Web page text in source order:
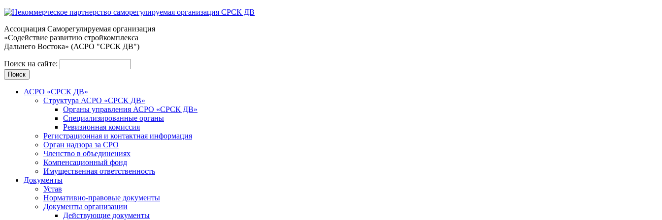
Ассоциация Cаморегулируемая организация
«Содействие развитию стройкомплекса
Дальнего Востока» (АСРО "СРСК ДВ")
Поиск на сайте:
АСРО «СРСК ДВ»
Структура АСРО «СРСК ДВ»
Органы управления АСРО «СРСК ДВ»
Специализированные органы
Ревизионная комиссия
Регистрационная и контактная информация
Орган надзора за СРО
Членство в объединениях
Компенсационный фонд
Имущественная ответственность
Документы
Устав
Нормативно-правовые документы
Документы организации
Действующие документы